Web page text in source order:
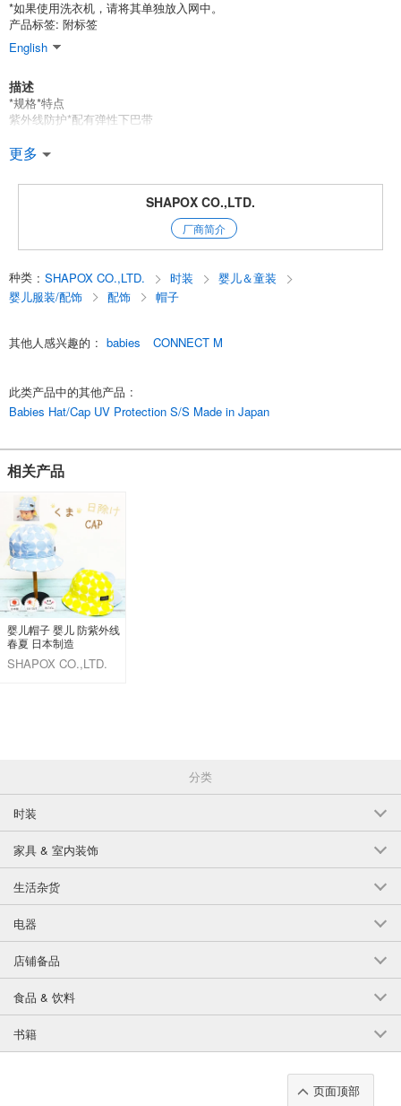
*如果使用洗衣机，请将其单独放入网中。
产品标签: 附标签
English
描述
*规格*特点
紫外线防护*配有弹性下巴带
*产品说明
遮阳伞是同色的，以平衡一顶婴儿帽，上面有一个像水果一样的头和叶子
的点状W纱布，遮阳伞是同一颜色的纯色，以平衡整体外观。
一个使用天然温和材料的品牌，为儿童提供柔软、蓬松、可爱的产品。
*参考资料
shapox
[尺寸］
English
更多
SHAPOX CO.,LTD.
厂商简介
种类 : SHAPOX CO.,LTD. 时装
婴儿＆童装
婴儿服装/配饰
配饰 帽子
其他人感兴趣的 : babies CONNECT M
此类产品中的其他产品 :
Babies Hat/Cap UV Protection S/S Made in Japan
相关产品
婴儿帽子 婴儿 防紫外线
春夏 日本制造
SHAPOX CO.,LTD.
分类
时装
家具 & 室内装饰
生活杂货
电器
店铺备品
食品 & 饮料
书籍
页面顶部